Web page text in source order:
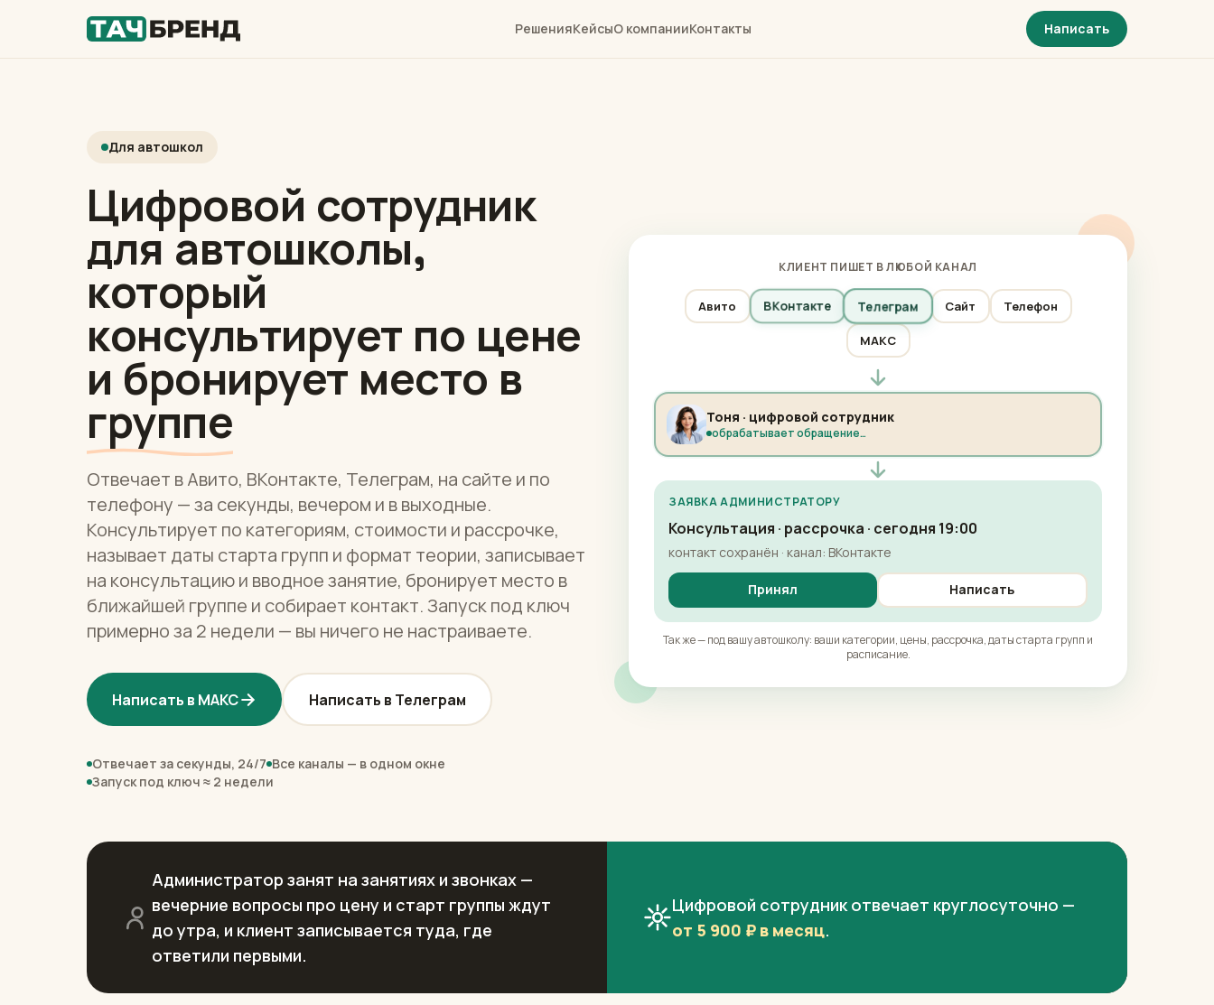
РешенияКейсыО компанииКонтакты Написать
Для автошкол
Цифровой сотрудник
для автошколы,
который
консультирует по цене
и бронирует место в
группе
Отвечает в Авито, ВКонтакте, Телеграм, на сайте и по
телефону — за секунды, вечером и в выходные.
Консультирует по категориям, стоимости и рассрочке,
называет даты старта групп и формат теории, записывает
на консультацию и вводное занятие, бронирует место в
ближайшей группе и собирает контакт. Запуск под ключ
примерно за 2 недели — вы ничего не настраиваете.
Написать в МАКС Написать в Телеграм
Отвечает за секунды, 24/7 Все каналы — в одном окне
Запуск под ключ ≈ 2 недели
КЛИЕНТ ПИШЕТ В ЛЮБОЙ КАНАЛ
Авито ВКонтакте Телеграм Сайт Телефон
МАКС
Тоня · цифровой сотрудник
обрабатывает обращение…
ЗАЯВКА АДМИНИСТРАТОРУ
Консультация · рассрочка · сегодня 19:00
контакт сохранён · канал: ВКонтакте
Принял Написать
Так же — под вашу автошколу: ваши категории, цены, рассрочка, даты старта групп и
расписание.
Администратор занят на занятиях и звонках —
вечерние вопросы про цену и старт группы ждут
до утра, и клиент записывается туда, где
ответили первыми.
Цифровой сотрудник отвечает круглосуточно —
от 5 900 ₽ в месяц.